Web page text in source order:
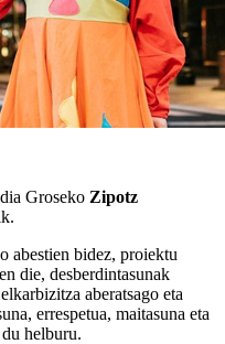
Groseko Zipotz
abestien bidez, proiektu
die, desberdintasunak
aberatsago eta
errespetua, maitasuna eta
helburu.